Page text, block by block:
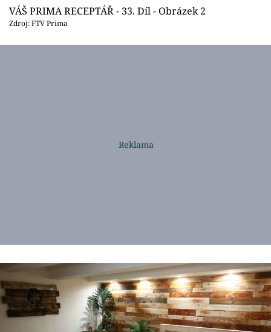
VÁŠ PRIMA RECEPTÁŘ - 33. Díl - Obrázek 2
Zdroj: FTV Prima